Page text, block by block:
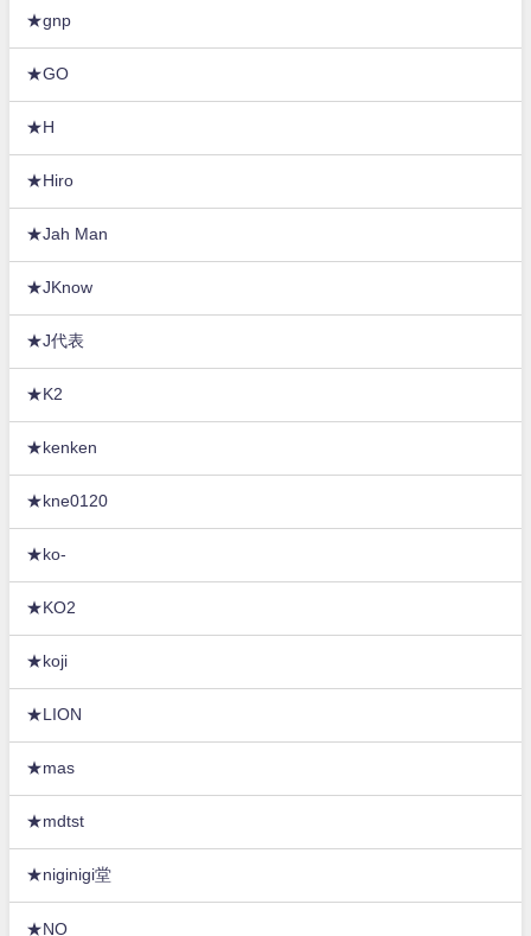
★gnp
★GO
★H
★Hiro
★Jah Man
★JKnow
★J代表
★K2
★kenken
★kne0120
★ko-
★KO2
★koji
★LION
★mas
★mdtst
★niginigi堂
★NO